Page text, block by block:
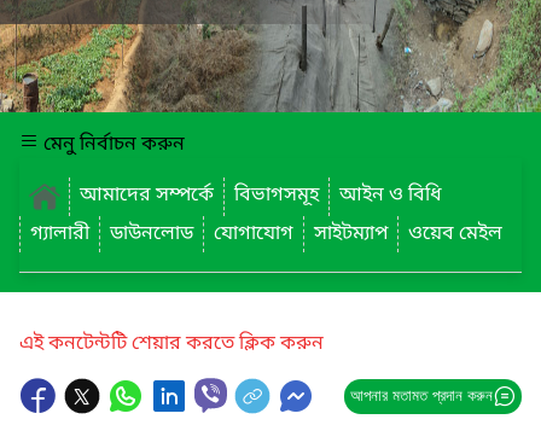
মেনু নির্বাচন করুন
আমাদের সম্পর্কে
বিভাগসমূহ
আইন ও বিধি
গ্যালারী
ডাউনলোড যোগাযোগ সাইটম্যাপ ওয়েব মেইল
এই কনটেন্টটি শেয়ার করতে ক্লিক করুন
আপনার মতামত প্রদান করুন